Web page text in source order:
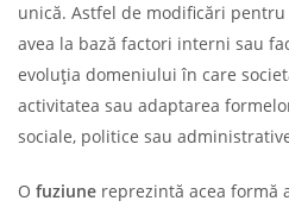
unică. Astfel de modificări
avea la bază factori interni sau
evoluția domeniului în care
activitatea sau adaptarea
sociale, politice sau
O fuziune reprezintă acea formă